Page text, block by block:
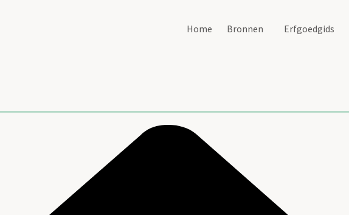
Home Bronnen Erfgoedgids